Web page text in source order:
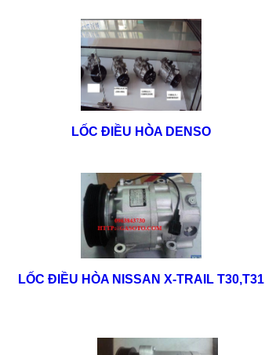
LỐC ĐIỀU HÒA DENSO
LỐC ĐIỀU HÒA NISSAN X-TRAIL T30,T31